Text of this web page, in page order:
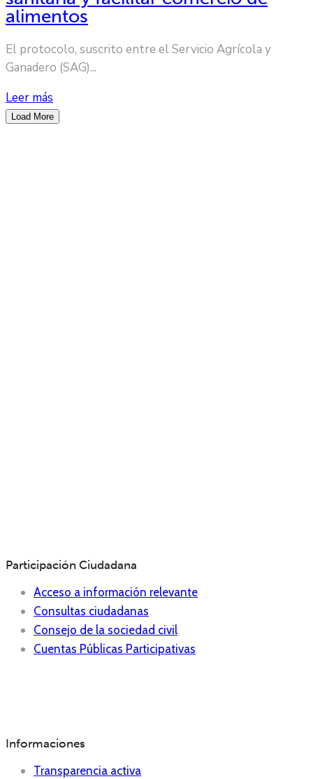
alimentos
El protocolo, suscrito entre el Servicio Agrícola y
Ganadero (SAG)...
Leer más
Load More
Participación Ciudadana
Acceso a información relevante
Consultas ciudadanas
Consejo de la sociedad civil
Cuentas Públicas Participativas
Informaciones
Transparencia activa